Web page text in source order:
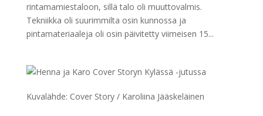
rintamamiestaloon, sillä talo oli muuttovalmis.
Tekniikka oli suurimmilta osin kunnossa ja
pintamateriaaleja oli osin päivitetty viimeisen 15...
Kuvalähde: Cover Story / Karoliina Jääskeläinen